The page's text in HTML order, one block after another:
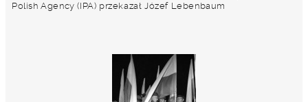
Polish Agency (IPA) przekazał Józef Lebenbaum